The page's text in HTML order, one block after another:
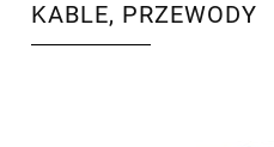
KABLE, PRZEWODY